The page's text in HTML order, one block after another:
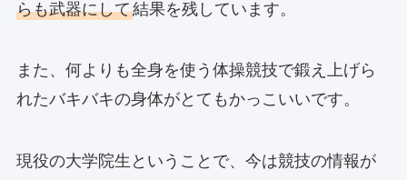
らも武器にして結果を残しています。
また、何よりも全身を使う体操競技で鍛え上げら
れたバキバキの身体がとてもかっこいいです。
現役の大学院生ということで、今は競技の情報が